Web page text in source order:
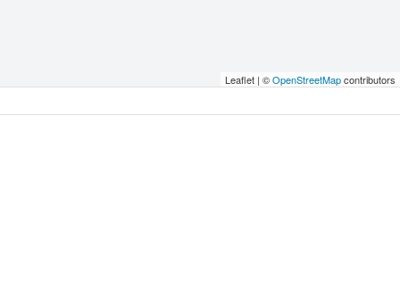
Leaflet | ©OpenStreetMapcontributors